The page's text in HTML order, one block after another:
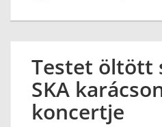
Testet öltött
SKA
koncertje